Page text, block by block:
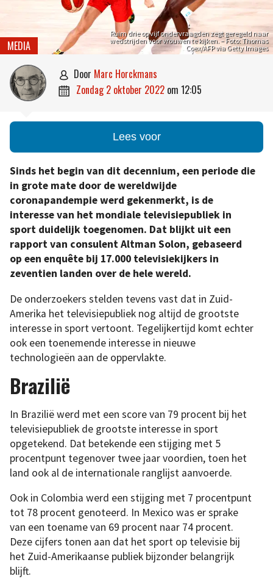
Ruim drie op vijf ondervraagden zegt geregeld naar
wedstrijden voor vrouwen te kijken. – Foto: Thomas
Coex/AFP via Getty Images
MEDIA
 door Marc Horckmans
 zondag 2 oktober 2022 om 12:05
Lees voor
Sinds het begin van dit decennium, een periode die
in grote mate door de wereldwijde
coronapandempie werd gekenmerkt, is de
interesse van het mondiale televisiepubliek in
sport duidelijk toegenomen. Dat blijkt uit een
rapport van consulent Altman Solon, gebaseerd
op een enquête bij 17.000 televisiekijkers in
zeventien landen over de hele wereld.
De onderzoekers stelden tevens vast dat in Zuid-
Amerika het televisiepubliek nog altijd de grootste
interesse in sport vertoont. Tegelijkertijd komt echter
ook een toenemende interesse in nieuwe
technologieën aan de oppervlakte.
Brazilië
In Brazilië werd met een score van 79 procent bij het
televisiepubliek de grootste interesse in sport
opgetekend. Dat betekende een stijging met 5
procentpunt tegenover twee jaar voordien, toen het
land ook al de internationale ranglijst aanvoerde.
Ook in Colombia werd een stijging met 7 procentpunt
tot 78 procent genoteerd. In Mexico was er sprake
van een toename van 69 procent naar 74 procent.
Deze cijfers tonen aan dat het sport op televisie bij
het Zuid-Amerikaanse publiek bijzonder belangrijk
blijft.